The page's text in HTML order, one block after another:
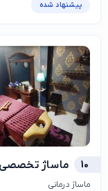
پیشنهاد شده
10 ماساژ تخصصی
ماساژ درمانی